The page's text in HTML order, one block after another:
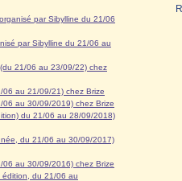
par Sibylline du 21/06
par Sibylline du 21/06 au
21/06 au 23/09/22) chez
au 21/09/21) chez Brize
au 30/09/2019) chez Brize
du 21/06 au 28/09/2018)
du 21/06 au 30/09/2017)
au 30/09/2016) chez Brize
du 21/06 au